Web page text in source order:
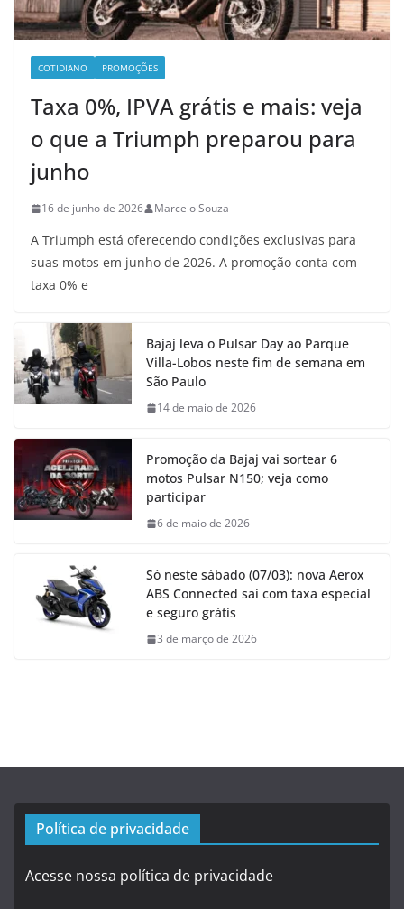
COTIDIANO PROMOÇÕES
Taxa 0%, IPVA grátis e mais: veja
o que a Triumph preparou para
junho
16 de junho de 2026 Marcelo Souza
A Triumph está oferecendo condições exclusivas para
suas motos em junho de 2026. A promoção conta com
taxa 0% e
Bajaj leva o Pulsar Day ao Parque
Villa-Lobos neste fim de semana em
São Paulo
14 de maio de 2026
Promoção da Bajaj vai sortear 6
motos Pulsar N150; veja como
participar
6 de maio de 2026
Só neste sábado (07/03): nova Aerox
ABS Connected sai com taxa especial
e seguro grátis
3 de março de 2026
Política de privacidade
Acesse nossa política de privacidade